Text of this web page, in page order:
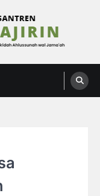
wal Jamaah